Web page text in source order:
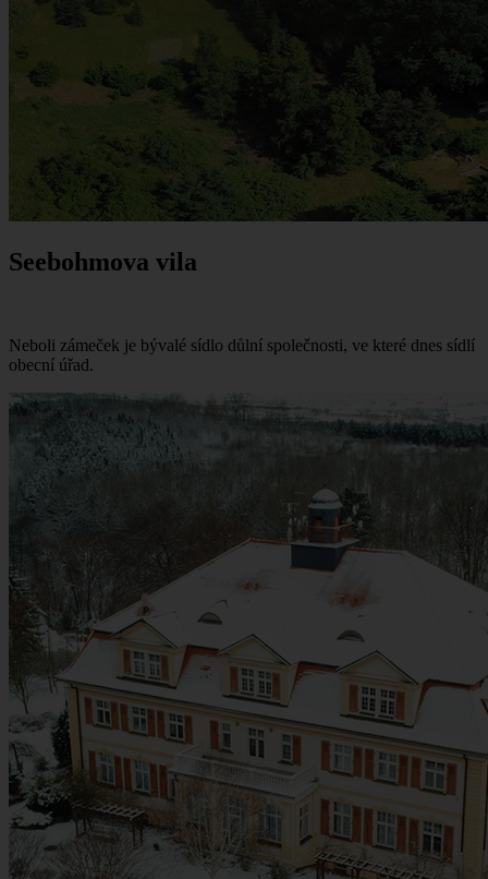
Seebohmova vila
Neboli zámeček je bývalé sídlo důlní společnosti, ve které dnes sídlí
obecní úřad.